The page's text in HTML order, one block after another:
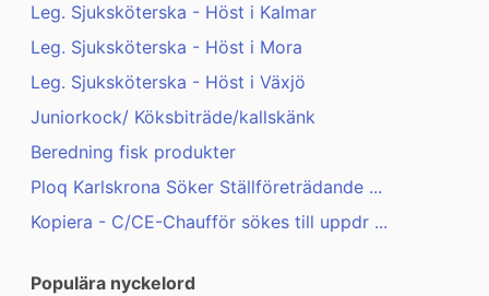
Leg. Sjuksköterska - Höst i Kalmar
Leg. Sjuksköterska - Höst i Mora
Leg. Sjuksköterska - Höst i Växjö
Juniorkock/ Köksbiträde/kallskänk
Beredning fisk produkter
Ploq Karlskrona Söker Ställföreträdande ...
Kopiera - C/CE-Chaufför sökes till uppdr ...
Populära nyckelord